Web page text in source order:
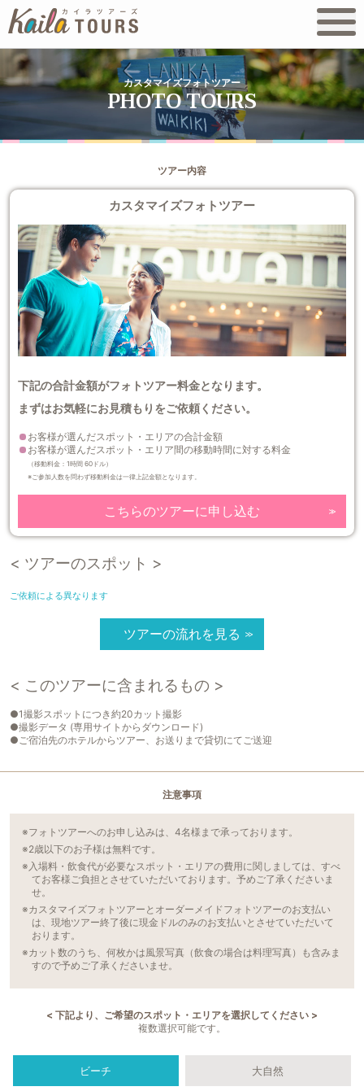
カスタマイズフォトツアー
ツアー内容
カスタマイズフォトツアー
下記の合計金額がフォトツアー料金となります。
まずはお気軽にお見積もりをご依頼ください。
お客様が選んだスポット・エリアの合計金額
お客様が選んだスポット・エリア間の移動時間に対する料金
（移動料金：1時間 60ドル）
※ご参加人数を問わず移動料金は一律上記金額となります。
こちらのツアーに申し込む
< ツアーのスポット >
ご依頼による異なります
ツアーの流れを見る
< このツアーに含まれるもの >
●1撮影スポットにつき約20カット撮影
●撮影データ (専用サイトからダウンロード)
●ご宿泊先のホテルからツアー、お送りまで貸切にてご送迎
注意事項
※フォトツアーへのお申し込みは、4名様まで承っております。
※2歳以下のお子様は無料です。
※入場料・飲食代が必要なスポット・エリアの費用に関しましては、すべ
てお客様ご負担とさせていただいております。予めご了承くださいま
せ。
※カスタマイズフォトツアーとオーダーメイドフォトツアーのお支払い
は、現地ツアー終了後に現金ドルのみのお支払いとさせていただいて
おります。
※カット数のうち、何枚かは風景写真（飲食の場合は料理写真）も含みま
すので予めご了承くださいませ。
< 下記より、ご希望のスポット・エリアを選択してください >
複数選択可能です。
ビーチ 大自然